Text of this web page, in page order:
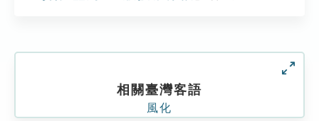
相關臺灣客語
風化